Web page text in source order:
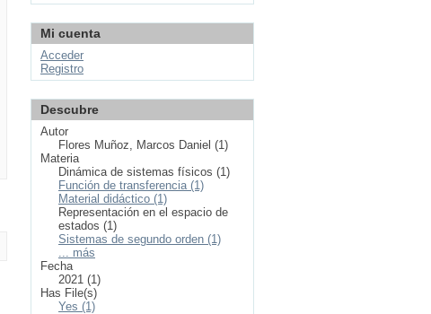
Mi cuenta
Acceder
Registro
Descubre
Autor
Flores Muñoz, Marcos Daniel (1)
Materia
Dinámica de sistemas físicos (1)
Función de transferencia (1)
Material didáctico (1)
Representación en el espacio de
estados (1)
Sistemas de segundo orden (1)
... más
Fecha
2021 (1)
Has File(s)
Yes (1)